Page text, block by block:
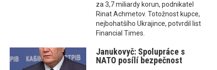
za 3,7 miliardy korun, podnikatel
Rinat Achmetov. Totožnost kupce,
nejbohatšího Ukrajince, potvrdil list
Financial Times.
Janukovyč: Spolupráce s
NATO posílí bezpečnost